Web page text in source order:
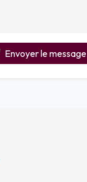
Envoyer le message